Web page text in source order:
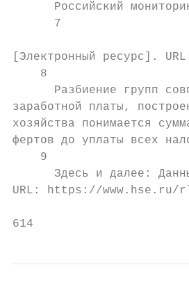
Российский
      7
[Электронный ресурс].
    8
Разбиение групп
заработной платы,
хозяйства понимается
фертов до уплаты всех
    9
Здесь и далее:
URL: https://www.hse.ru/
614